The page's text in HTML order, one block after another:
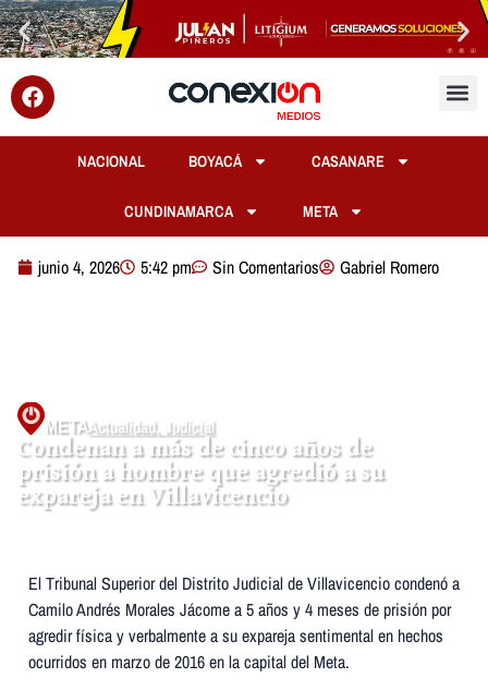
NACIONAL BOYACÁ CASANARE
CUNDINAMARCA META
junio 4, 2026 5:42 pm Sin Comentarios Gabriel Romero
METAActualidad, Judicial
Condenan a más de cinco años de
prisión a hombre que agredió a su
expareja en Villavicencio
El Tribunal Superior del Distrito Judicial de Villavicencio condenó a
Camilo Andrés Morales Jácome a 5 años y 4 meses de prisión por
agredir física y verbalmente a su expareja sentimental en hechos
ocurridos en marzo de 2016 en la capital del Meta.